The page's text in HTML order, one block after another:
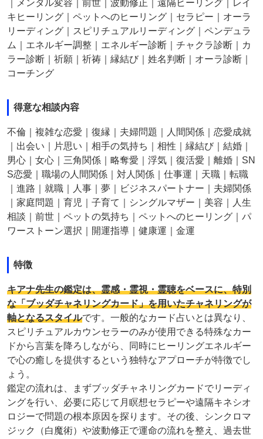
｜メンタル変容｜前世｜波動修正｜遠隔ヒーリング｜レイ
キヒーリング｜ペットへのヒーリング｜セラピー｜オーラ
リーディング｜スピリチュアルリーディング｜ペンデュラ
ム｜エネルギー調整｜エネルギー診断｜チャクラ診断｜カ
ラー診断｜祈願｜祈祷｜縁結び｜姓名判断｜オーラ診断｜
コーチング
得意な相談内容
不倫｜複雑な恋愛｜復縁｜夫婦問題｜人間関係｜恋愛成就
｜出会い｜片思い｜相手の気持ち｜相性｜縁結び｜結婚｜
男心｜女心｜三角関係｜略奪愛｜浮気｜復活愛｜離婚｜SN
S恋愛｜職場の人間関係｜対人関係｜仕事運｜天職｜転職
｜進路｜就職｜人事｜夢｜ビジネスパートナー｜夫婦関係
｜家庭問題｜育児｜子育て｜シングルマザー｜美容｜人生
相談｜前世｜ペットの気持ち｜ペットへのヒーリング｜パ
ワーストーン選択｜開運指導｜健康運｜金運
特徴
キアナ先生の鑑定は、霊感・霊視・霊聴をベースに、特別
な「ブッダチャネリングカード」を用いたチャネリングが
軸となるスタイルです。一般的なカード占いとは異なり、
スピリチュアルカウンセラーのみが使用できる特殊なカー
ドから言葉を降ろしながら、同時にヒーリングエネルギー
で心の癒しを提供するという独特なアプローチが特徴でし
ょう。
鑑定の流れは、まずブッダチャネリングカードでリーディ
ングを行い、必要に応じて月瞑想セラピーや遠隔キネシオ
ロジーで問題の根本原因を探ります。その後、シンクロマ
ジック（白魔術）や波動修正で運命の流れを整え、過去世